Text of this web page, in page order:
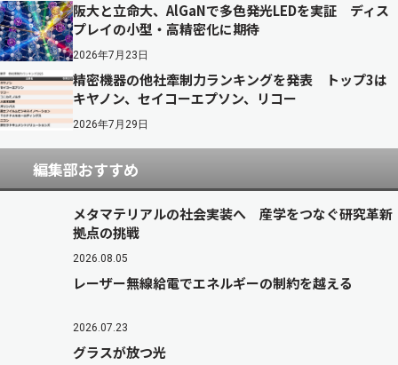
阪大と立命大、AlGaNで多色発光LEDを実証 ディス
プレイの小型・高精密化に期待
2026年7月23日
精密機器の他社牽制力ランキングを発表 トップ3は
キヤノン、セイコーエプソン、リコー
2026年7月29日
編集部おすすめ
メタマテリアルの社会実装へ 産学をつなぐ研究革新
拠点の挑戦
2026.08.05
レーザー無線給電でエネルギーの制約を越える
2026.07.23
グラスが放つ光